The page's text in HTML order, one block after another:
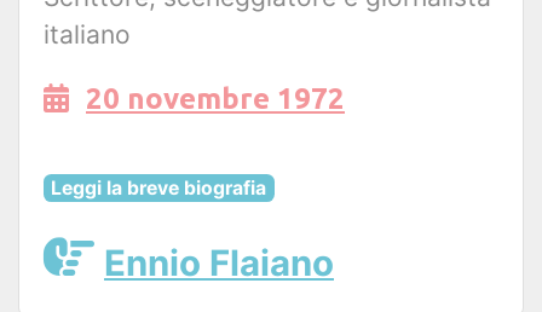
italiano
20 novembre 1972
Leggi la breve biografia
Ennio Flaiano